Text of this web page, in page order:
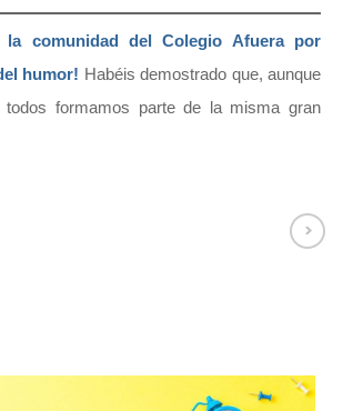
la comunidad del Colegio Afuera por
humor! Habéis demostrado que, aunque
todos formamos parte de la misma gran